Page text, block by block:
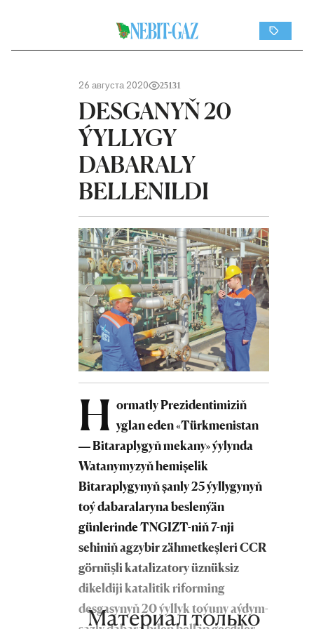
26 августа 2020 25131
DESGANYŇ 20
ÝYLLYGY
DABARALY
BELLENILDI
H ormatly Prezidentimiziň
yglan eden «Türkmenistan
— Bitaraplygyň mekany» ýylynda
Watanymyzyň hemişelik
Bitaraplygynyň şanly 25 ýyllygynyň
toý dabaralaryna beslenýän
günlerinde TNGIZT-niň 7-nji
sehiniň agzybir zähmetkeşleri CCR
görnüşli katalizatory üznüksiz
dikeldiji katalitik riforming
desgasynyň 20 ýyllyk toýuny aýdym-
Материал только